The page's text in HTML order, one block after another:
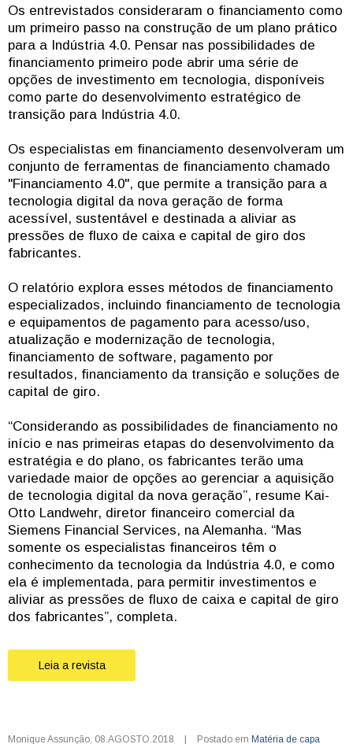
Os entrevistados consideraram o financiamento como
um primeiro passo na construção de um plano prático
para a Indústria 4.0. Pensar nas possibilidades de
financiamento primeiro pode abrir uma série de
opções de investimento em tecnologia, disponíveis
como parte do desenvolvimento estratégico de
transição para Indústria 4.0.
Os especialistas em financiamento desenvolveram um
conjunto de ferramentas de financiamento chamado
"Financiamento 4.0", que permite a transição para a
tecnologia digital da nova geração de forma
acessível, sustentável e destinada a aliviar as
pressões de fluxo de caixa e capital de giro dos
fabricantes.
O relatório explora esses métodos de financiamento
especializados, incluindo financiamento de tecnologia
e equipamentos de pagamento para acesso/uso,
atualização e modernização de tecnologia,
financiamento de software, pagamento por
resultados, financiamento da transição e soluções de
capital de giro.
“Considerando as possibilidades de financiamento no
início e nas primeiras etapas do desenvolvimento da
estratégia e do plano, os fabricantes terão uma
variedade maior de opções ao gerenciar a aquisição
de tecnologia digital da nova geração”, resume Kai-
Otto Landwehr, diretor financeiro comercial da
Siemens Financial Services, na Alemanha. “Mas
somente os especialistas financeiros têm o
conhecimento da tecnologia da Indústria 4.0, e como
ela é implementada, para permitir investimentos e
aliviar as pressões de fluxo de caixa e capital de giro
dos fabricantes”, completa.
Leia a revista
Monique Assunção, 08.AGOSTO.2018 Postado em Matéria de capa